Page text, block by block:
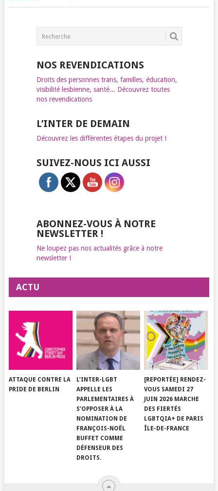
NOS REVENDICATIONS
Droits des personnes trans, familles, éducation,
visibilité lesbienne, santé... Découvrez toutes
nos revendications
L’INTER DE DEMAIN
Découvrez les différentes étapes du projet !
SUIVEZ-NOUS ICI AUSSI
ABONNEZ-VOUS À NOTRE
NEWSLETTER !
Ne loupez pas nos actualités grâce à notre
newsletter !
ACTU
ATTAQUE CONTRE LA
PRIDE DE BERLIN
L’INTER-LGBT
APPELLE LES
PARLEMENTAIRES À
S’OPPOSER À LA
NOMINATION DE
FRANÇOIS-NOËL
BUFFET COMME
DÉFENSEUR DES
DROITS.
[REPORTÉE] RENDEZ-
VOUS SAMEDI 27
JUIN 2026 MARCHE
DES FIERTÉS
LGBTQIA+ DE PARIS
ÎLE-DE-FRANCE